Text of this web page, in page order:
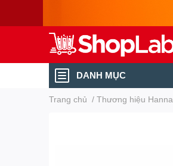
DANH MỤC
Trang chủ / Thương hiệu Hanna